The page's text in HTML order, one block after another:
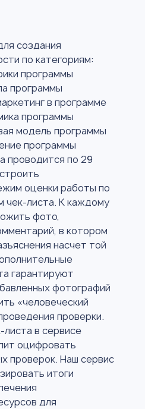
создания
по категориям:
программы
программы
в программе
программы
модель программы
программы
проводится по 29
оценки работы по
чек-листа. К каждому
фото,
в котором
насчет той
гарантируют
фотографий
«человеческий
проверки.
листа в сервисе
оцифровать
проверок. Наш сервис
итоги
для